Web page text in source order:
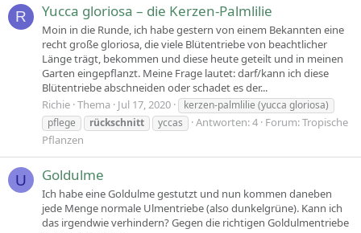
R Yucca gloriosa – die Kerzen-Palmlilie
Moin in die Runde, ich habe gestern von einem Bekannten eine
recht große gloriosa, die viele Blütentriebe von beachtlicher
Länge trägt, bekommen und diese heute geteilt und in meinen
Garten eingepflanzt. Meine Frage lautet: darf/kann ich diese
Blütentriebe abschneiden oder schadet es der...
Richie Thema Jul 17, 2020
kerzen-palmlilie (yucca gloriosa)
pflege
rückschnitt yccas Antworten: 4 Forum:Tropische
Pflanzen
U Goldulme
Ich habe eine Goldulme gestutzt und nun kommen daneben
jede Menge normale Ulmentriebe (also dunkelgrüne). Kann ich
das irgendwie verhindern? Gegen die richtigen Goldulmentriebe